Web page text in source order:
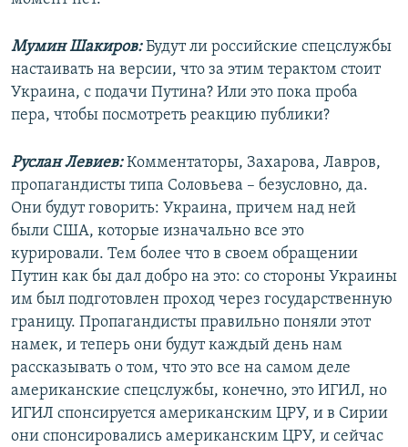
Мумин Шакиров:Будут ли российские спецслужбы
настаивать на версии, что за этим терактом стоит
Украина, с подачи Путина? Или это пока проба
пера, чтобы посмотреть реакцию публики?
Руслан Левиев:Комментаторы, Захарова, Лавров,
пропагандисты типа Соловьева – безусловно, да.
Они будут говорить: Украина, причем над ней
были США, которые изначально все это
курировали. Тем более что в своем обращении
Путин как бы дал добро на это: со стороны Украины
им был подготовлен проход через государственную
границу. Пропагандисты правильно поняли этот
намек, и теперь они будут каждый день нам
рассказывать о том, что это все на самом деле
американские спецслужбы, конечно, это ИГИЛ, но
ИГИЛ спонсируется американским ЦРУ, и в Сирии
они спонсировались американским ЦРУ, и сейчас